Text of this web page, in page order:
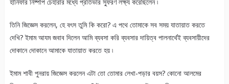
তিনি জিজ্ঞেস করলেন, হে বৎস তুমি কি করো? এ পথে তোমাকে সব সময় যাতায়াত করতে
দেখি? ইমাম আযম জবাব দিলেন আমি ব্যবসা করি ব্যবসার দায়িত্ব পালনার্থেই ব্যবসায়ীদের
দোকানে দোকানে আমাকে যাতায়াত করতে হয় ৷
ইমাম শাবী পুনরায় জিজ্ঞেস করলেন এটা তো তোমার লেখা-পড়ার বয়স? কোনো আলমের